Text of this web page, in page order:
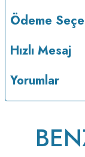
ütülenir.
Ödeme
Hızlı Mesaj
Yorumlar